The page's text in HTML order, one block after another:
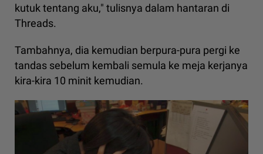
kutuk tentang aku," tulisnya dalam hantaran di
Threads.
Tambahnya, dia kemudian berpura-pura pergi ke
tandas sebelum kembali semula ke meja kerjanya
kira-kira 10 minit kemudian.